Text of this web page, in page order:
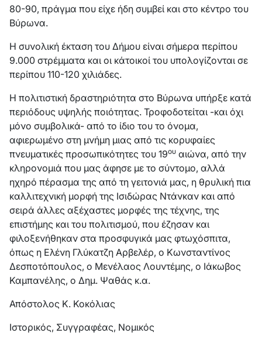
80-90, πράγμα που είχε ήδη συμβεί και στο κέντρο του
Βύρωνα.
Η συνολική έκταση του Δήμου είναι σήμερα περίπου
9.000 στρέμματα και οι κάτοικοί του υπολογίζονται σε
περίπου 110-120 χιλιάδες.
Η πολιτιστική δραστηριότητα στο Βύρωνα υπήρξε κατά
περιόδους υψηλής ποιότητας. Τροφοδοτείται -και όχι
μόνο συμβολικά- από το ίδιο του το όνομα,
αφιερωμένο στη μνήμη μιας από τις κορυφαίες
πνευματικές προσωπικότητες του 19ου αιώνα, από την
κληρονομιά που μας άφησε με το σύντομο, αλλά
ηχηρό πέρασμα της από τη γειτονιά μας, η θρυλική πια
καλλιτεχνική μορφή της Ισιδώρας Ντάνκαν και από
σειρά άλλες αξέχαστες μορφές της τέχνης, της
επιστήμης και του πολιτισμού, που έζησαν και
φιλοξενήθηκαν στα προσφυγικά μας φτωχόσπιτα,
όπως η Ελένη Γλύκατζη Αρβελέρ, ο Κωνσταντίνος
Δεσποτόπουλος, ο Μενέλαος Λουντέμης, ο Ιάκωβος
Καμπανέλης, ο Δημ. Ψαθάς κ.α.
Απόστολος Κ. Κοκόλιας
Ιστορικός, Συγγραφέας, Νομικός